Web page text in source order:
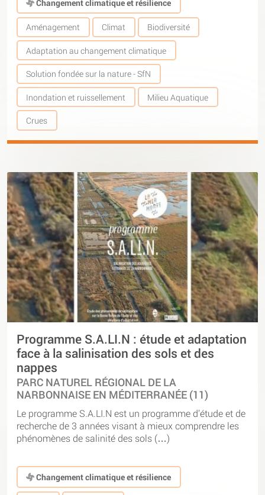
Changement climatique et résilience
Aménagement Climat Biodiversité
Adaptation au changement climatique
Solution fondée sur la nature - SfN
Inondation et ruissellement Milieu Aquatique
Crues
Programme S.A.LI.N : étude et adaptation
face à la salinisation des sols et des
nappes
PARC NATUREL RÉGIONAL DE LA
NARBONNAISE EN MÉDITERRANÉE (11)
Le programme S.A.LI.N est un programme d’étude et de
recherche de 3 années visant à mieux comprendre les
phénomènes de salinité des sols (…)
Changement climatique et résilience